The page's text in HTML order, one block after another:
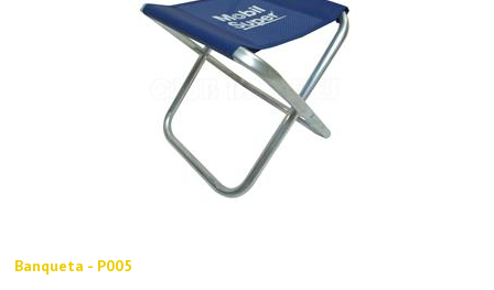
Banqueta - P005